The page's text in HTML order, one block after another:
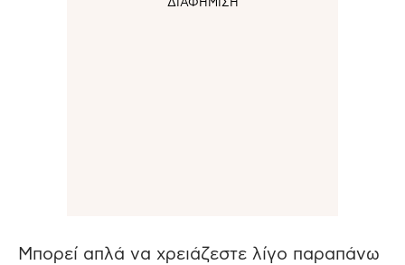
Μπορεί απλά να χρειάζεστε λίγο παραπάνω